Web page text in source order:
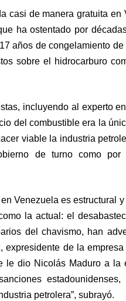
casi de manera gratuita en
ha ostentado por
años de congelamiento
sobre el hidrocarburo
incluyendo al experto
del combustible era la
viable la industria
de turno como por
Venezuela es estructural
la actual: el
del chavismo, han
de la
dio Nicolás Maduro a la
petrolera”, subrayó.